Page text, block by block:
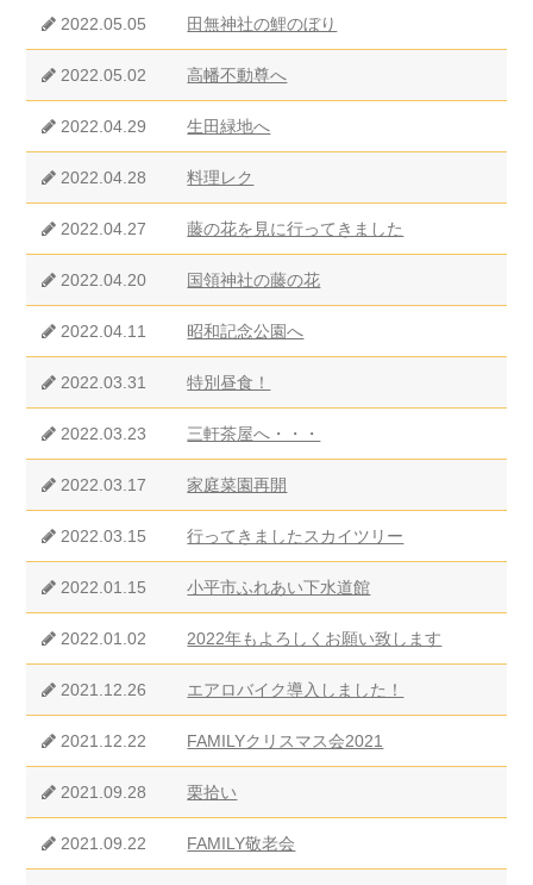
2022.05.05 田無神社の鯉のぼり
2022.05.02 高幡不動尊へ
2022.04.29 生田緑地へ
2022.04.28 料理レク
2022.04.27 藤の花を見に行ってきました
2022.04.20 国領神社の藤の花
2022.04.11 昭和記念公園へ
2022.03.31 特別昼食！
2022.03.23 三軒茶屋へ・・・
2022.03.17 家庭菜園再開
2022.03.15 行ってきましたスカイツリー
2022.01.15 小平市ふれあい下水道館
2022.01.02 2022年もよろしくお願い致します
2021.12.26 エアロバイク導入しました！
2021.12.22 FAMILYクリスマス会2021
2021.09.28 栗拾い
2021.09.22 FAMILY敬老会